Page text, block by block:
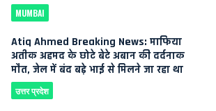
MUMBAI
Atiq Ahmed Breaking News: माफिया
अतीक अहमद के छोटे बेटे अबान की दर्दनाक
मौत, जेल में बंद बड़े भाई से मिलने जा रहा था
उत्तर प्रदेश